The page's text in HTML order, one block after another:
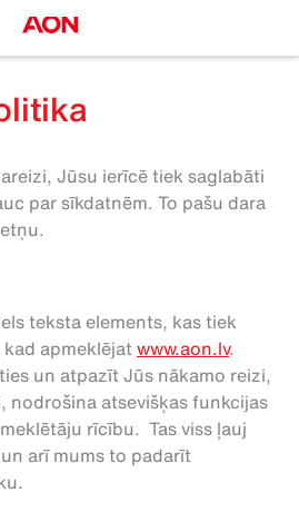
Jūsu ierīcē tiek saglabāti
par sīkdatnēm. To pašu dara
teksta elements, kas tiek
apmeklējatwww.aon.lv.
un atpazīt Jūs nākamo reizi,
nodrošina atsevišķas funkcijas
rīcību. Tas viss ļauj
arī mums to padarīt